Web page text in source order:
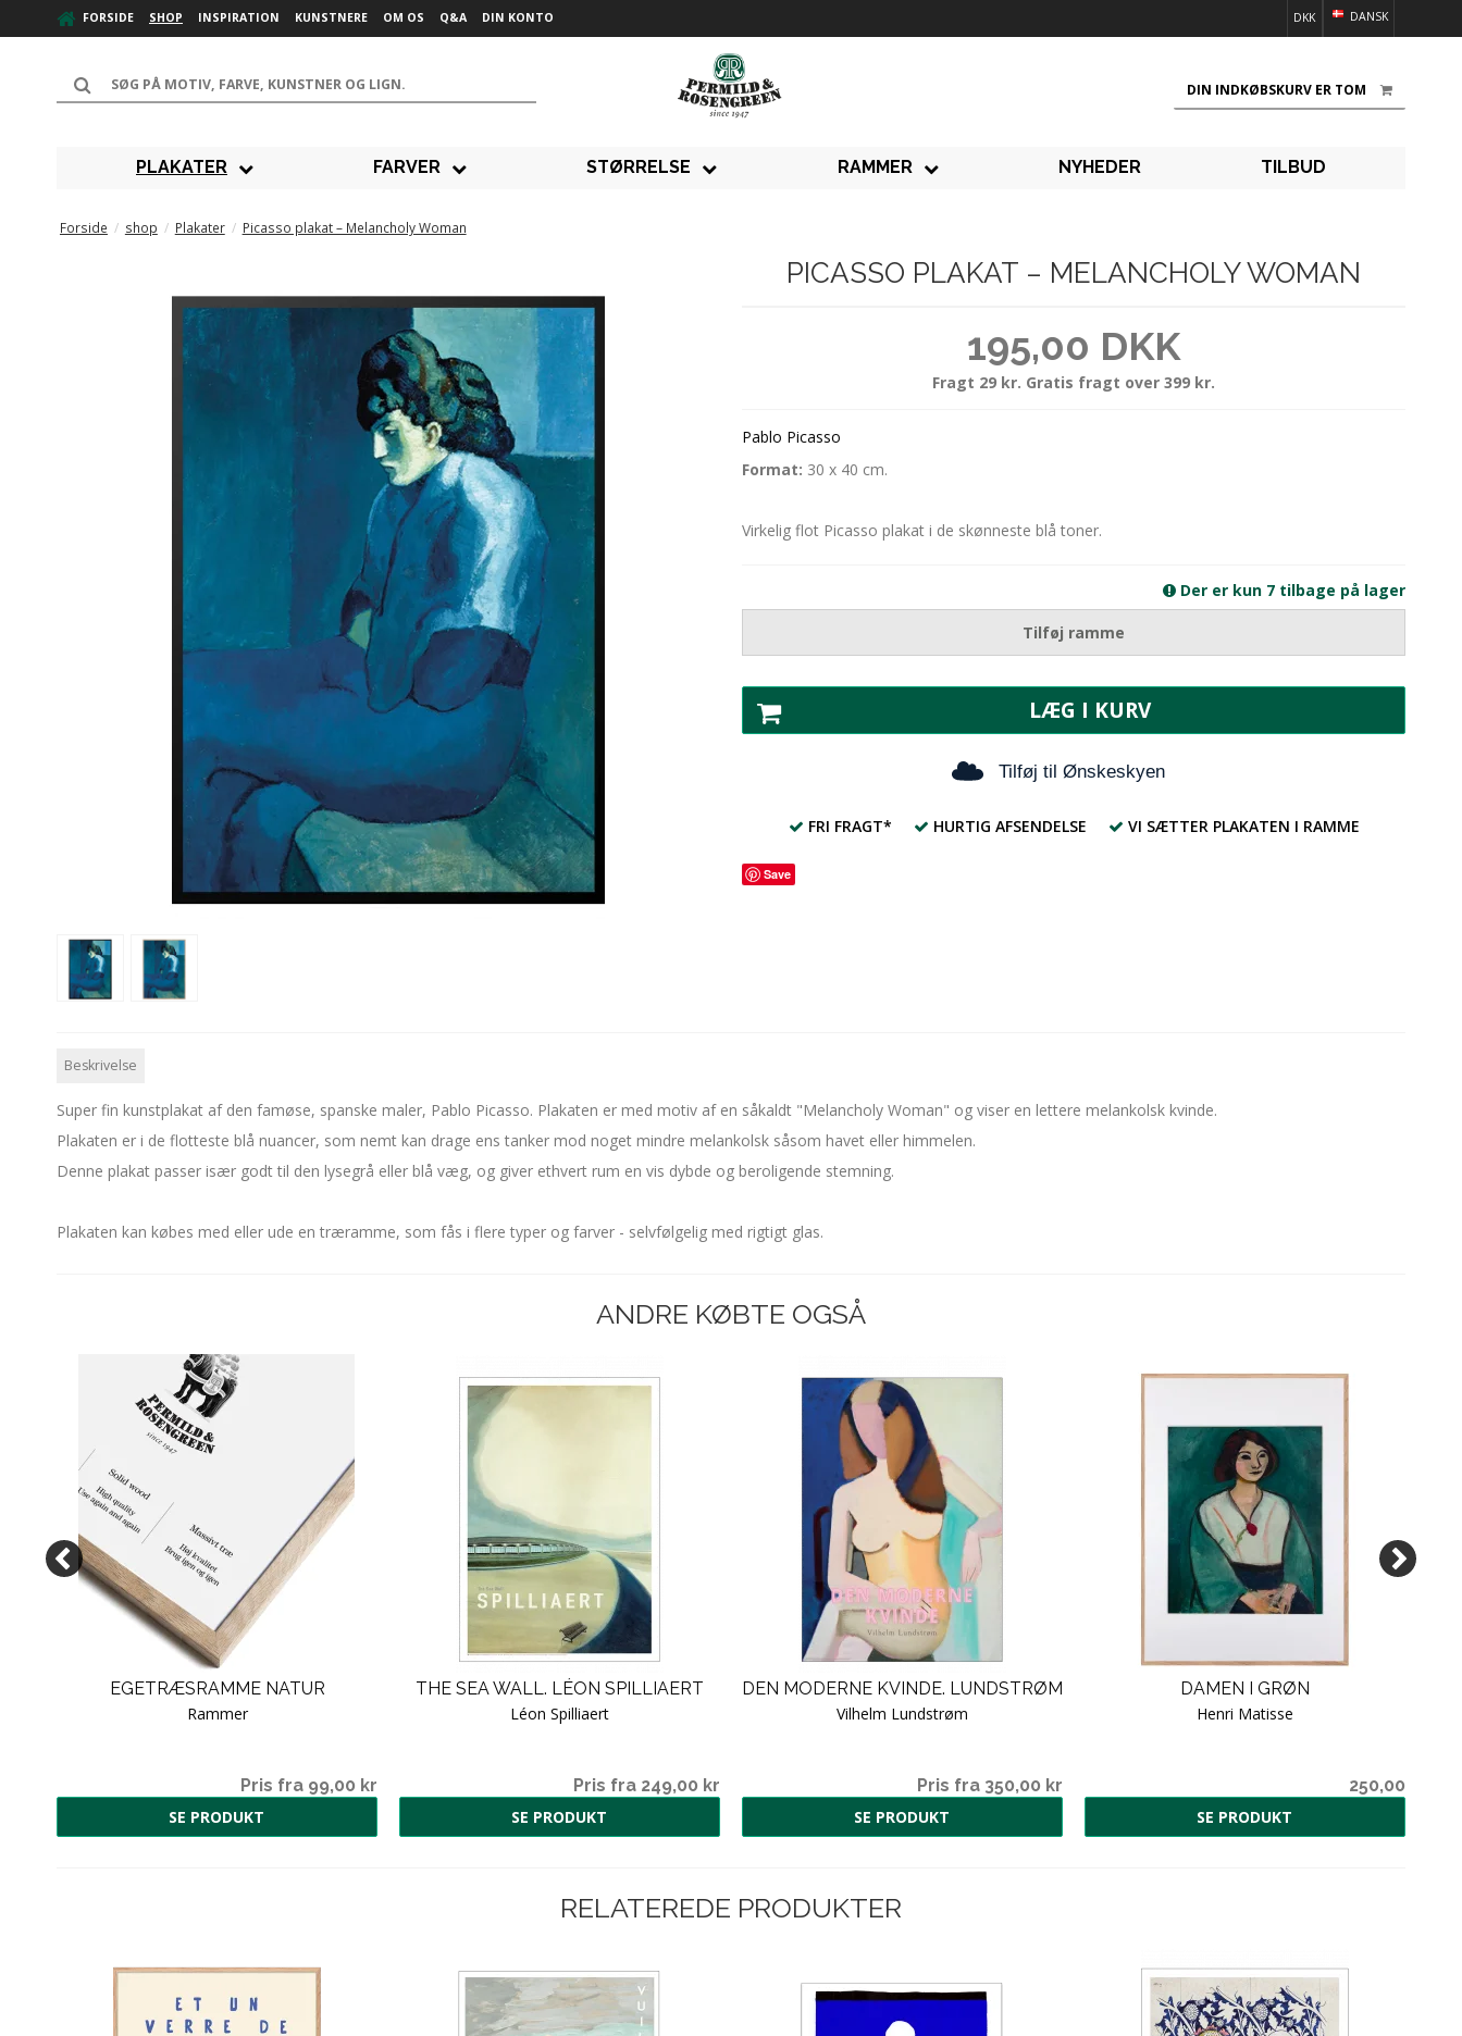
FORSIDE SHOP INSPIRATION KUNSTNERE OM OS Q&A DIN KONTO DANSK
DKK
DIN INDKØBSKURV ER TOM
PLAKATER FARVER STØRRELSE RAMMER NYHEDER TILBUD
Forside / shop / Plakater / Picasso plakat – Melancholy Woman
PICASSO PLAKAT – MELANCHOLY WOMAN
195,00 DKK
Fragt 29 kr. Gratis fragt over 399 kr.
Pablo Picasso
Format: 30 x 40 cm.
Virkelig flot Picasso plakat i de skønneste blå toner.
Der er kun 7 tilbage på lager
Tilføj ramme
LÆG I KURV
Tilføj til Ønskeskyen
FRI FRAGT* HURTIG AFSENDELSE VI SÆTTER PLAKATEN I RAMME
Save
Beskrivelse
Super fin kunstplakat af den famøse, spanske maler, Pablo Picasso. Plakaten er med motiv af en såkaldt "Melancholy Woman" og viser en lettere melankolsk kvinde.
Plakaten er i de flotteste blå nuancer, som nemt kan drage ens tanker mod noget mindre melankolsk såsom havet eller himmelen.
Denne plakat passer især godt til den lysegrå eller blå væg, og giver ethvert rum en vis dybde og beroligende stemning.
Plakaten kan købes med eller ude en træramme, som fås i flere typer og farver - selvfølgelig med rigtigt glas.
ANDRE KØBTE OGSÅ
EGETRÆSRAMME NATUR
Rammer
Pris fra 99,00 kr
SE PRODUKT
THE SEA WALL. LÉON SPILLIAERT
Léon Spilliaert
Pris fra 249,00 kr
SE PRODUKT
DEN MODERNE KVINDE. LUNDSTRØM
Vilhelm Lundstrøm
Pris fra 350,00 kr
SE PRODUKT
DAMEN I GRØN
Henri Matisse
250,00
SE PRODUKT
RELATEREDE PRODUKTER